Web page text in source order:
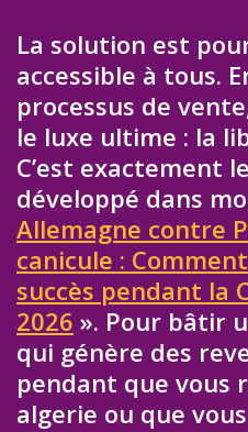
La solution est
accessible à tous.
processus de
le luxe ultime : la
C’est exactement
développé dans
Allemagne contre
canicule :
succès pendant la
2026 ». Pour bâtir
qui génère des
pendant que vous
algerie ou que